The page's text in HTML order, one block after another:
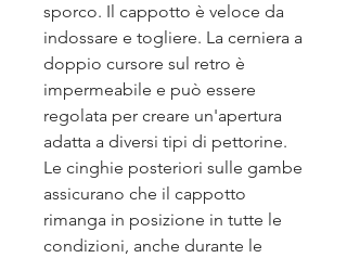
sporco. Il cappotto è veloce da
indossare e togliere. La cerniera a
doppio cursore sul retro è
impermeabile e può essere
regolata per creare un'apertura
adatta a diversi tipi di pettorine.
Le cinghie posteriori sulle gambe
assicurano che il cappotto
rimanga in posizione in tutte le
condizioni, anche durante le